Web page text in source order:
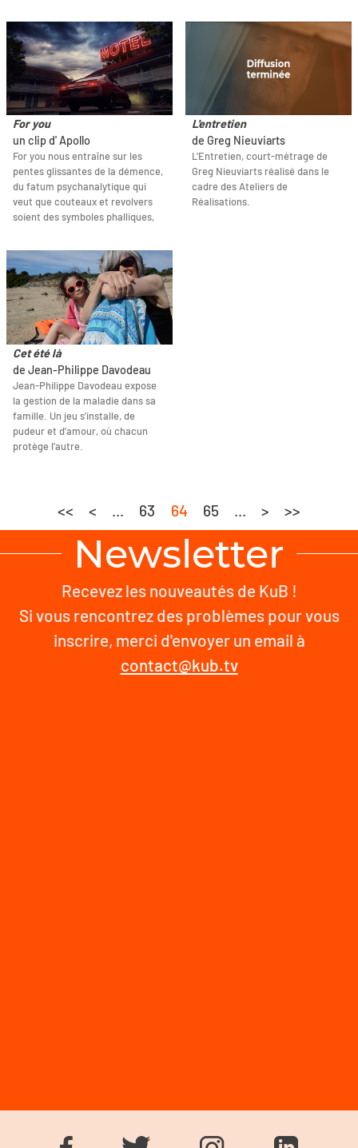
For you
un clip d' Apollo
For you nous entraîne sur les
pentes glissantes de la démence,
du fatum psychanalytique qui
veut que couteaux et revolvers
soient des symboles phalliques,
L'entretien
de Greg Nieuviarts
L'Entretien, court-métrage de
Greg Nieuviarts réalisé dans le
cadre des Ateliers de
Réalisations.
Cet été là
de Jean-Philippe Davodeau
Jean-Philippe Davodeau expose
la gestion de la maladie dans sa
famille. Un jeu s’installe, de
pudeur et d’amour, où chacun
protège l’autre.
<< < ... 63 64 65 ... > >>
Newsletter
Recevez les nouveautés de KuB !
Si vous rencontrez des problèmes pour vous
inscrire, merci d'envoyer un email à
contact@kub.tv